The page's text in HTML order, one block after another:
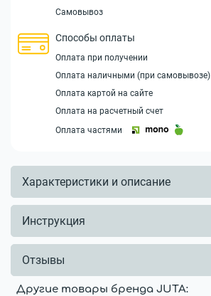
Самовывоз
Способы оплаты
Оплата при получении
Оплата наличными (при самовывозе)
Оплата картой на сайте
Оплата на расчетный счет
Оплата частями
Характеристики и описание
Инструкция
Отзывы
Другие товары бренда JUTA: